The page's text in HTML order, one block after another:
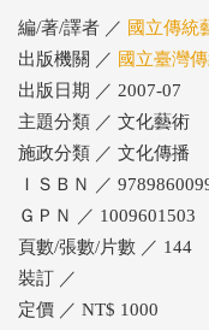
編/著/譯者 ／ 國立傳統
出版機關 ／ 國立臺灣
出版日期 ／ 2007-07
主題分類 ／ 文化藝術
施政分類 ／ 文化傳播
ＩＳＢＮ ／
ＧＰＮ ／ 1009601503
頁數/張數/片數 ／ 144
裝訂 ／
定價 ／ NT$ 1000